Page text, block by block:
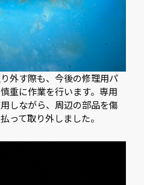
外す際も、今後の修理用パ
重に作業を行います。専用
しながら、周辺の部品を傷
って取り外しました。